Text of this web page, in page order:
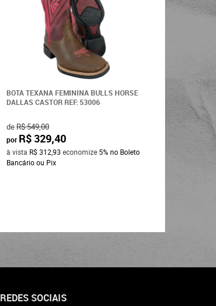
BOTA TEXANA FEMININA BULLS HORSE
DALLAS CASTOR REF: 53006
deR$ 549,00
por R$ 329,40
à vista R$ 312,93 economize 5%no Boleto
Bancário ou Pix
REDES SOCIAIS